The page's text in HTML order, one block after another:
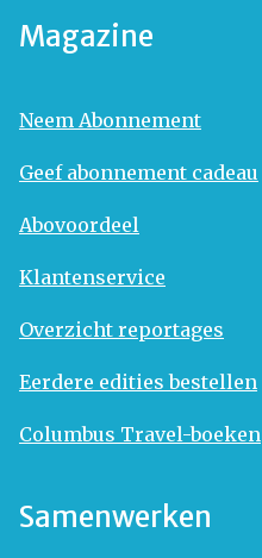
Magazine
Neem Abonnement
Geef abonnement cadeau
Abovoordeel
Klantenservice
Overzicht reportages
Eerdere edities bestellen
Columbus Travel-boeken
Samenwerken